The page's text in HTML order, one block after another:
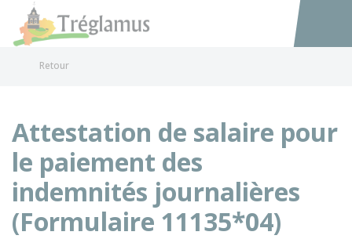
Accéder
Retour
Attestation de salaire pour
le paiement des
indemnités journalières
(Formulaire 11135*04)